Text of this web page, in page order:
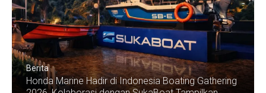
Berita
Honda Marine Hadir di Indonesia Boating Gathering